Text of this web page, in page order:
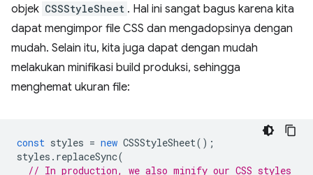
objek CSSStyleSheet . Hal ini sangat bagus karena kita
dapat mengimpor file CSS dan mengadopsinya dengan
mudah. Selain itu, kita juga dapat dengan mudah
melakukan minifikasi build produksi, sehingga
menghemat ukuran file:
const styles = new CSSStyleSheet();
styles . replaceSync(
// In production, we also minify our CSS styles